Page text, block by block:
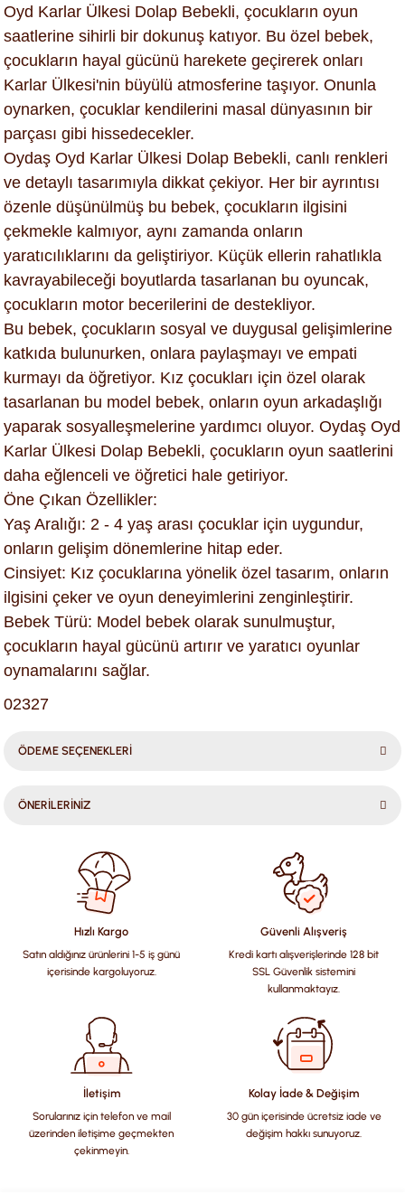
Oyd Karlar Ülkesi Dolap Bebekli, çocukların oyun
saatlerine sihirli bir dokunuş katıyor. Bu özel bebek,
çocukların hayal gücünü harekete geçirerek onları
Karlar Ülkesi'nin büyülü atmosferine taşıyor. Onunla
oynarken, çocuklar kendilerini masal dünyasının bir
parçası gibi hissedecekler.
Oydaş Oyd Karlar Ülkesi Dolap Bebekli, canlı renkleri
ve detaylı tasarımıyla dikkat çekiyor. Her bir ayrıntısı
özenle düşünülmüş bu bebek, çocukların ilgisini
çekmekle kalmıyor, aynı zamanda onların
yaratıcılıklarını da geliştiriyor. Küçük ellerin rahatlıkla
kavrayabileceği boyutlarda tasarlanan bu oyuncak,
çocukların motor becerilerini de destekliyor.
Bu bebek, çocukların sosyal ve duygusal gelişimlerine
katkıda bulunurken, onlara paylaşmayı ve empati
kurmayı da öğretiyor. Kız çocukları için özel olarak
tasarlanan bu model bebek, onların oyun arkadaşlığı
yaparak sosyalleşmelerine yardımcı oluyor. Oydaş Oyd
Karlar Ülkesi Dolap Bebekli, çocukların oyun saatlerini
daha eğlenceli ve öğretici hale getiriyor.
Öne Çıkan Özellikler:
Yaş Aralığı: 2 - 4 yaş arası çocuklar için uygundur,
onların gelişim dönemlerine hitap eder.
Cinsiyet: Kız çocuklarına yönelik özel tasarım, onların
ilgisini çeker ve oyun deneyimlerini zenginleştirir.
Bebek Türü: Model bebek olarak sunulmuştur,
çocukların hayal gücünü artırır ve yaratıcı oyunlar
oynamalarını sağlar.
02327
ÖDEME SEÇENEKLERİ
ÖNERİLERİNİZ
konularda yetersiz gördüğünüz noktaları öneri formunu
kullanarak tarafımıza iletebilirsiniz.
Görüş ve önerileriniz için teşekkür ederiz.
Ürün resmi kalitesiz, bozuk veya görüntülenemiyor.
Ürün açıklamasında eksik bilgiler bulunuyor.
Ürün bilgilerinde hatalar bulunuyor.
Ürün fiyatı diğer sitelerden daha pahalı.
Bu ürüne benzer farklı alternatifler olmalı.
Hızlı Kargo
Satın aldığınız ürünlerini 1-5 iş günü
içerisinde kargoluyoruz.
Güvenli Alışveriş
Kredi kartı alışverişlerinde 128 bit
SSL Güvenlik sistemini
kullanmaktayız.
İletişim
Sorularınız için telefon ve mail
üzerinden iletişime geçmekten
çekinmeyin.
Kolay İade & Değişim
30 gün içerisinde ücretsiz iade ve
değişim hakkı sunuyoruz.